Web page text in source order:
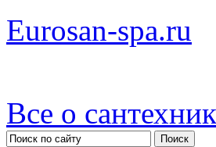
Eurosan-spa.ru
Все о